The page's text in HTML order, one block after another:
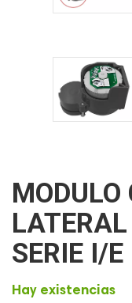
MODULO
SERIE I/E
Hay existencias